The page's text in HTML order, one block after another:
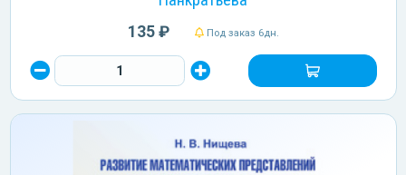
135 ₽ Под заказ 6дн.